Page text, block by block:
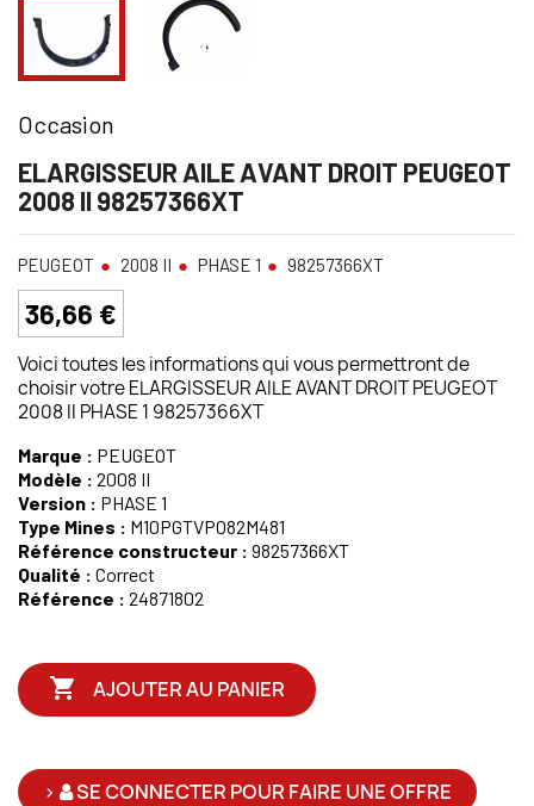
Occasion
ELARGISSEUR AILE AVANT DROIT PEUGEOT
2008 II 98257366XT
PEUGEOT 2008 II PHASE 1 98257366XT
36,66 €
Voici toutes les informations qui vous permettront de
choisir votre ELARGISSEUR AILE AVANT DROIT PEUGEOT
2008 II PHASE 1 98257366XT
Marque : PEUGEOT
Modèle : 2008 II
Version : PHASE 1
Type Mines : M10PGTVP082M481
Référence constructeur : 98257366XT
Qualité : Correct
Référence : 24871802
 AJOUTER AU PANIER
> SE CONNECTER POUR FAIRE UNE OFFRE